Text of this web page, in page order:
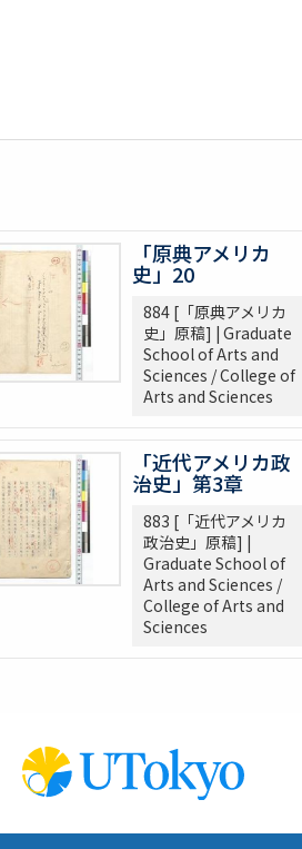
US + Far East
「原典アメリカ
史」20
884 [「原典アメリカ
史」原稿] | Graduate
School of Arts and
Sciences / College of
Arts and Sciences
「近代アメリカ政
治史」第3章
883 [「近代アメリカ
政治史」原稿] |
Graduate School of
Arts and Sciences /
College of Arts and
Sciences